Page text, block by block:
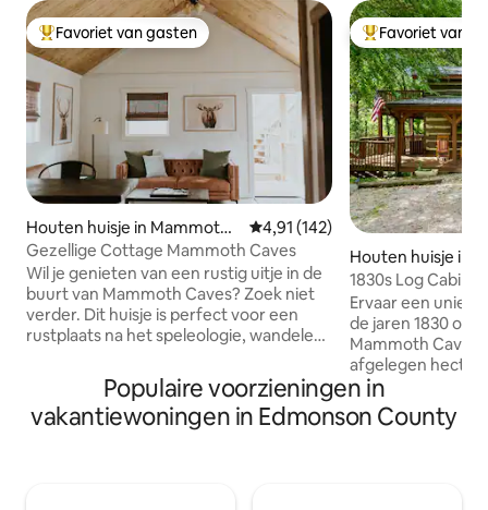
Topfavoriet van gasten
Favoriet van gasten
Houten huisje in Mammoth
Cave
Gemiddelde beoordeling van
4,91 (142)
Gezellige Cottage Mammoth Caves
Wil je genieten van een rustig uitje in de
buurt van Mammoth Caves? Zoek niet
verder. Dit huisje is perfect voor een
rustplaats na het speleologie, wandelen,
buitenactiviteiten. Het is perfect om te
genieten van de natuur, te ontspannen
met alles wat je nodig hebt om
Topfavoriet van
Favoriet van
Houten huisje in
ve
1830s Log Cabin
Mammoth Cave
Ervaar een
de jaren 1830 op
Mammoth Cave
afgelegen
van voor de
handgehouwen
antieke charme
Populaire voorzieningen in
vakantiewoningen in Edmonson County